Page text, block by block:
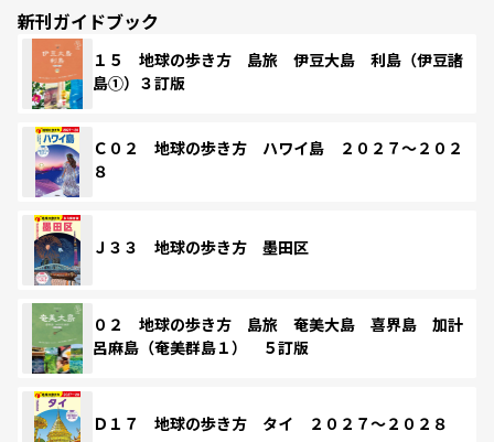
新刊ガイドブック
１５ 地球の歩き方 島旅 伊豆大島 利島（伊豆諸
島①）３訂版
Ｃ０２ 地球の歩き方 ハワイ島 ２０２７～２０２
８
Ｊ３３ 地球の歩き方 墨田区
０２ 地球の歩き方 島旅 奄美大島 喜界島 加計
呂麻島（奄美群島１） ５訂版
Ｄ１７ 地球の歩き方 タイ ２０２７～２０２８